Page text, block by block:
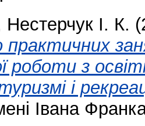
Нестерчук І. К.
роботи з
і
Івана